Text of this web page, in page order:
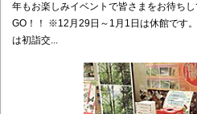
年もお楽しみイベントで皆さまをお待ち
GO！！ ※12月29日～1月1日は休館です
は初詣交...